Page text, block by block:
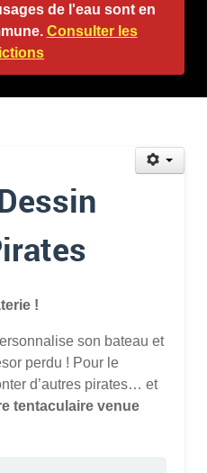
de l'eau sont en
Consulter les
!
son bateau et
perdu ! Pour le
d’autres pirates… et
tentaculaire venue